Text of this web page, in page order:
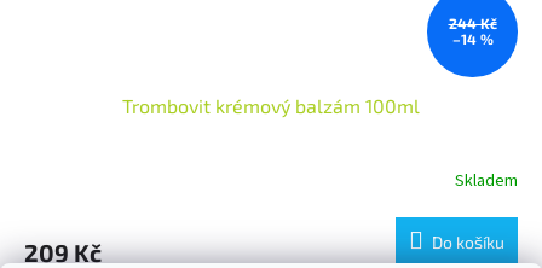
244 Kč
–14 %
Trombovit krémový balzám 100ml
je
Skladem
209 Kč Do košíku